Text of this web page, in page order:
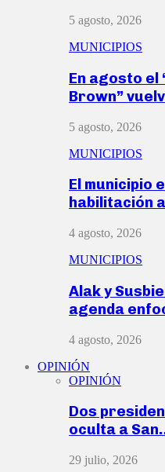
5 agosto, 2026
MUNICIPIOS
En agosto
Brown”
5 agosto, 2026
MUNICIPIOS
El municipio
habilitación
4 agosto, 2026
MUNICIPIOS
Alak y
agenda
4 agosto, 2026
OPINIÓN
OPINIÓN
Dos
oculta a
29 julio, 2026